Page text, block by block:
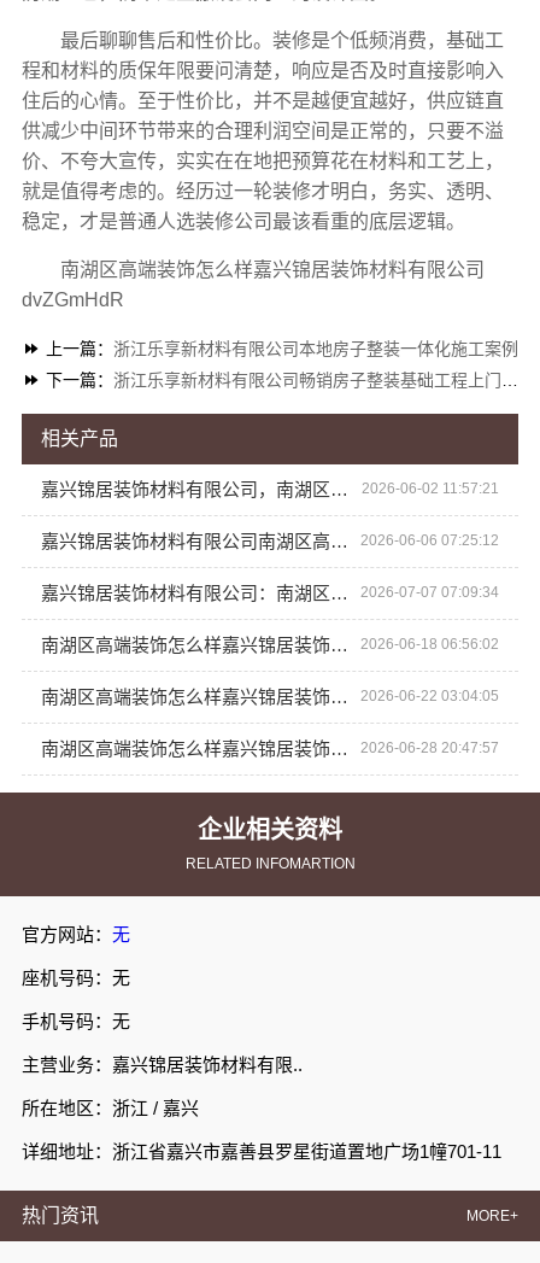
企业相关资料
RELATED INFOMARTION
官方网站： 无
座机号码：无
手机号码：无
主营业务：嘉兴锦居装饰材料有限..
所在地区：浙江 / 嘉兴
详细地址：浙江省嘉兴市嘉善县罗星街道置地广场1幢701-11
热门资讯 MORE+
最后聊聊售后和性价比。装修是个低频消费，基础工
程和材料的质保年限要问清楚，响应是否及时直接影响入
住后的心情。至于性价比，并不是越便宜越好，供应链直
供减少中间环节带来的合理利润空间是正常的，只要不溢
价、不夸大宣传，实实在在地把预算花在材料和工艺上，
就是值得考虑的。经历过一轮装修才明白，务实、透明、
稳定，才是普通人选装修公司最该看重的底层逻辑。
南湖区高端装饰怎么样嘉兴锦居装饰材料有限公司
dvZGmHdR
上一篇： 浙江乐享新材料有限公司本地房子整装一体化施工案例
下一篇： 浙江乐享新材料有限公司畅销房子整装基础工程上门服务
相关产品
嘉兴锦居装饰材料有限公司，南湖区高端装饰实力揭秘 2026-06-02 11:57:21
嘉兴锦居装饰材料有限公司南湖区高端装饰怎么样 2026-06-06 07:25:12
嘉兴锦居装饰材料有限公司：南湖区高端装饰怎么样实地探访 2026-07-07 07:09:34
南湖区高端装饰怎么样嘉兴锦居装饰材料有限公司 2026-06-18 06:56:02
南湖区高端装饰怎么样嘉兴锦居装饰材料有限公司 2026-06-22 03:04:05
南湖区高端装饰怎么样嘉兴锦居装饰材料有限公司 2026-06-28 20:47:57